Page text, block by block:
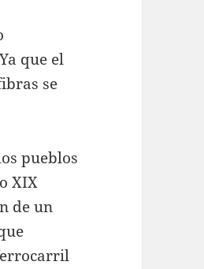
que el
se
pueblos
XIX
de un